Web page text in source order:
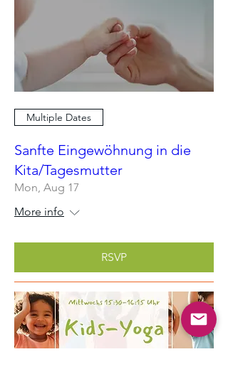
Multiple Dates
Sanfte Eingewöhnung in die
Kita/Tagesmutter
Mon, Aug 17
More info
RSVP